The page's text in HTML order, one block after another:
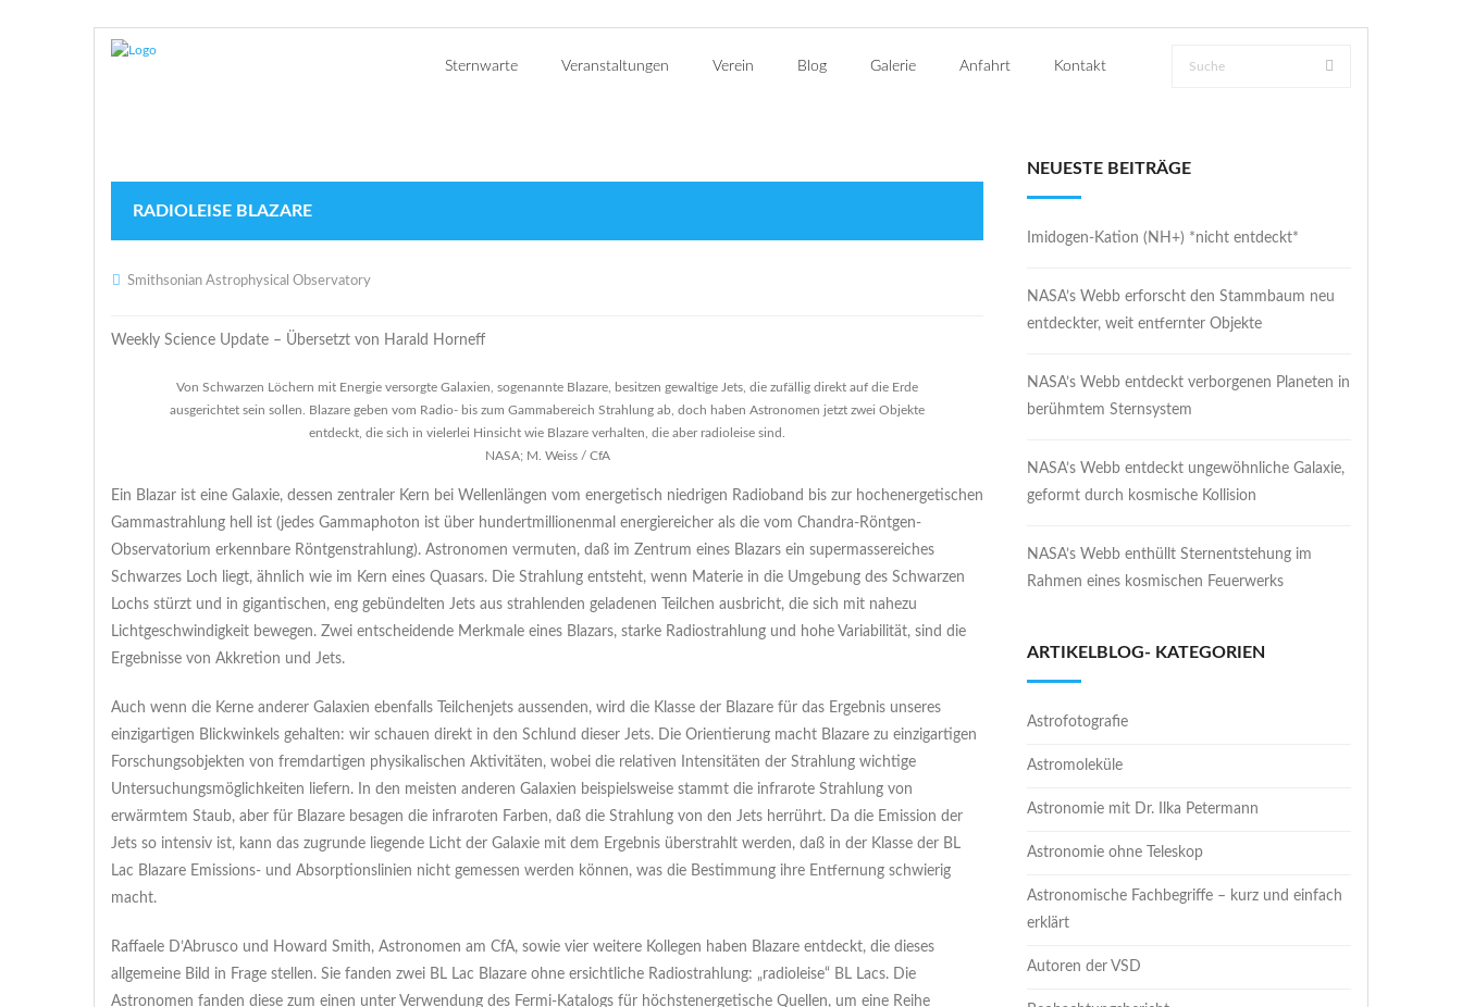
Sternwarte Veranstaltungen Verein Blog Galerie Anfahrt Kontakt
RADIOLEISE BLAZARE
Smithsonian Astrophysical Observatory
Weekly Science Update – Übersetzt von Harald Horneff
Von Schwarzen Löchern mit Energie versorgte Galaxien, sogenannte Blazare, besitzen gewaltige Jets, die zufällig direkt auf die Erde
ausgerichtet sein sollen. Blazare geben vom Radio- bis zum Gammabereich Strahlung ab, doch haben Astronomen jetzt zwei Objekte
entdeckt, die sich in vielerlei Hinsicht wie Blazare verhalten, die aber radioleise sind.
NASA; M. Weiss / CfA
Ein Blazar ist eine Galaxie, dessen zentraler Kern bei Wellenlängen vom energetisch niedrigen Radioband bis zur hochenergetischen
Gammastrahlung hell ist (jedes Gammaphoton ist über hundertmillionenmal energiereicher als die vom Chandra-Röntgen-
Observatorium erkennbare Röntgenstrahlung). Astronomen vermuten, daß im Zentrum eines Blazars ein supermassereiches
Schwarzes Loch liegt, ähnlich wie im Kern eines Quasars. Die Strahlung entsteht, wenn Materie in die Umgebung des Schwarzen
Lochs stürzt und in gigantischen, eng gebündelten Jets aus strahlenden geladenen Teilchen ausbricht, die sich mit nahezu
Lichtgeschwindigkeit bewegen. Zwei entscheidende Merkmale eines Blazars, starke Radiostrahlung und hohe Variabilität, sind die
Ergebnisse von Akkretion und Jets.
Auch wenn die Kerne anderer Galaxien ebenfalls Teilchenjets aussenden, wird die Klasse der Blazare für das Ergebnis unseres
einzigartigen Blickwinkels gehalten: wir schauen direkt in den Schlund dieser Jets. Die Orientierung macht Blazare zu einzigartigen
Forschungsobjekten von fremdartigen physikalischen Aktivitäten, wobei die relativen Intensitäten der Strahlung wichtige
Untersuchungsmöglichkeiten liefern. In den meisten anderen Galaxien beispielsweise stammt die infrarote Strahlung von
erwärmtem Staub, aber für Blazare besagen die infraroten Farben, daß die Strahlung von den Jets herrührt. Da die Emission der
Jets so intensiv ist, kann das zugrunde liegende Licht der Galaxie mit dem Ergebnis überstrahlt werden, daß in der Klasse der BL
Lac Blazare Emissions- und Absorptionslinien nicht gemessen werden können, was die Bestimmung ihre Entfernung schwierig
macht.
Raffaele D’Abrusco und Howard Smith, Astronomen am CfA, sowie vier weitere Kollegen haben Blazare entdeckt, die dieses
allgemeine Bild in Frage stellen. Sie fanden zwei BL Lac Blazare ohne ersichtliche Radiostrahlung: „radioleise“ BL Lacs. Die
Astronomen fanden diese zum einen unter Verwendung des Fermi-Katalogs für höchstenergetische Quellen, um eine Reihe
NEUESTE BEITRÄGE
Imidogen-Kation (NH+) *nicht entdeckt*
NASA’s Webb erforscht den Stammbaum neu
entdeckter, weit entfernter Objekte
NASA’s Webb entdeckt verborgenen Planeten in
berühmtem Sternsystem
NASA’s Webb entdeckt ungewöhnliche Galaxie,
geformt durch kosmische Kollision
NASA’s Webb enthüllt Sternentstehung im
Rahmen eines kosmischen Feuerwerks
ARTIKELBLOG- KATEGORIEN
Astrofotografie
Astromoleküle
Astronomie mit Dr. Ilka Petermann
Astronomie ohne Teleskop
Astronomische Fachbegriffe – kurz und einfach
erklärt
Autoren der VSD